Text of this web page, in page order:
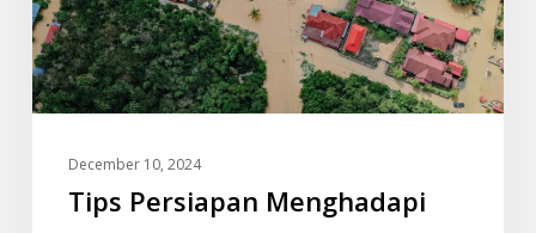
December 10, 2024
Tips Persiapan Menghadapi